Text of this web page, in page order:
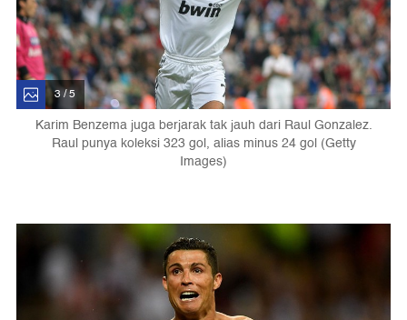
3 / 5
Karim Benzema juga berjarak tak jauh dari Raul Gonzalez.
Raul punya koleksi 323 gol, alias minus 24 gol (Getty
Images)